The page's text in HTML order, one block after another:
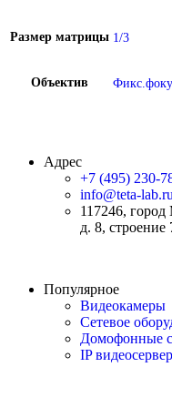
Размер матрицы 1/3
Объектив
Адрес
+7 (495) 230-
info@teta-
117246,
д. 8, строение
Популярное
Видеокамеры
Сетевое
Домофонные
IP